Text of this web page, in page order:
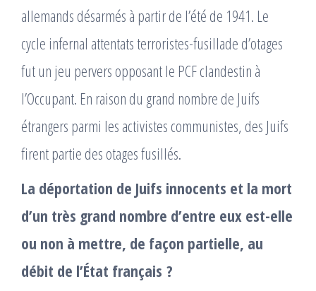
allemands désarmés à partir de l’été de 1941. Le
cycle infernal attentats terroristes-fusillade d’otages
fut un jeu pervers opposant le PCF clandestin à
l’Occupant. En raison du grand nombre de Juifs
étrangers parmi les activistes communistes, des Juifs
firent partie des otages fusillés.
La déportation de Juifs innocents et la mort
d’un très grand nombre d’entre eux est-elle
ou non à mettre, de façon partielle, au
débit de l’État français ?